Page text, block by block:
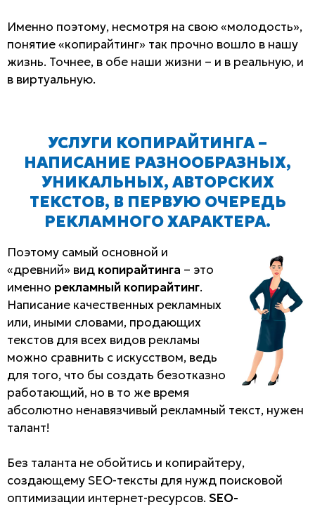
Именно поэтому, несмотря на свою «молодость»,
понятие «копирайтинг» так прочно вошло в нашу
жизнь. Точнее, в обе наши жизни – и в реальную, и
в виртуальную.
УСЛУГИ КОПИРАЙТИНГА –
НАПИСАНИЕ РАЗНООБРАЗНЫХ,
УНИКАЛЬНЫХ, АВТОРСКИХ
ТЕКСТОВ, В ПЕРВУЮ ОЧЕРЕДЬ
РЕКЛАМНОГО ХАРАКТЕРА.
Поэтому самый основной и
«древний» вид копирайтинга – это
именно рекламный копирайтинг.
Написание качественных рекламных
или, иными словами, продающих
текстов для всех видов рекламы
можно сравнить с искусством, ведь
для того, что бы создать безотказно
работающий, но в то же время
абсолютно ненавязчивый рекламный текст, нужен
талант!
Без таланта не обойтись и копирайтеру,
создающему SEO-тексты для нужд поисковой
оптимизации интернет-ресурсов. SEO-